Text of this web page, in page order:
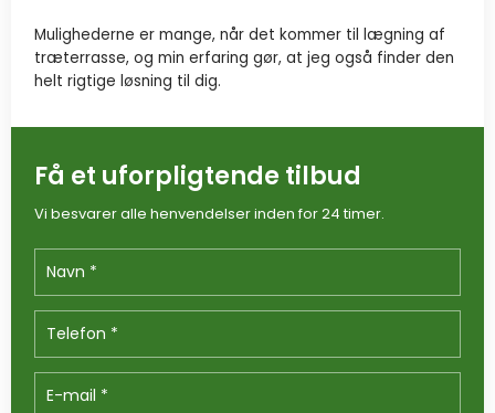
Mulighederne er mange, når det kommer til lægning af
træterrasse, og min erfaring gør, at jeg også finder den
helt rigtige løsning til dig.​​
Få et uforpligtende tilbud
Vi besvarer alle henvendelser inden for 24 timer.